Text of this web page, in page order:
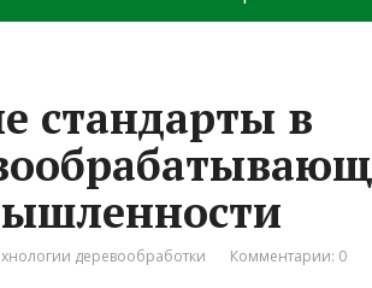
стандарты в
деревообработки Комментарии: 0